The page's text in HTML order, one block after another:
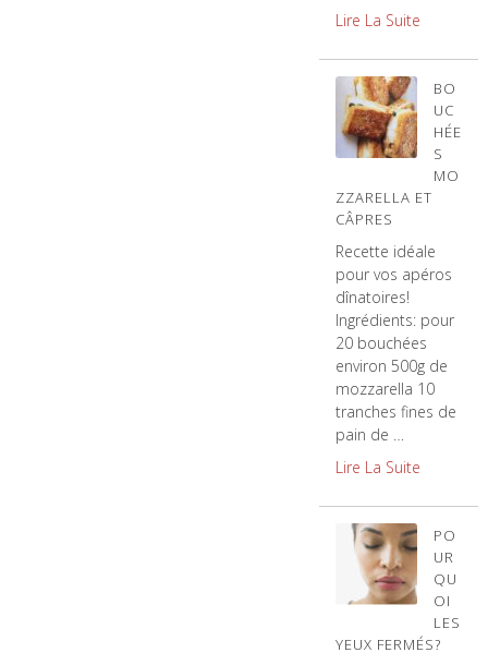
Lire La Suite
BO
UC
HÉE
S
MO
ZZARELLA ET
CÂPRES
Recette idéale
pour vos apéros
dînatoires!
Ingrédients: pour
20 bouchées
environ 500g de
mozzarella 10
tranches fines de
pain de …
Lire La Suite
PO
UR
QU
OI
LES
YEUX FERMÉS?